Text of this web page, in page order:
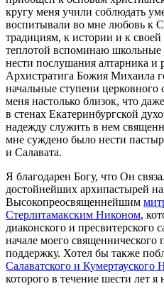
кругу меня учили соблюдать
воспитывали во мне любовь к
традициям, к истории и к
теплотой вспоминаю школьные
нести послушания алтарника и
Архистратига Божия Михаила
начальные ступени
меня настолько близок, что
в стенах Екатеринбургской
надежду служить в нем
мне суждено было нести
и Салавата.
Я благодарен Богу, что Он
достойнейших архипастырей
Высокопреосвященнейшим
Стерлитамакским Никоном,
диаконского и пресвитерского
начале моего
поддержку. Хотел бы также
Салаватского и Кумертауского
которого в течение шести лет я